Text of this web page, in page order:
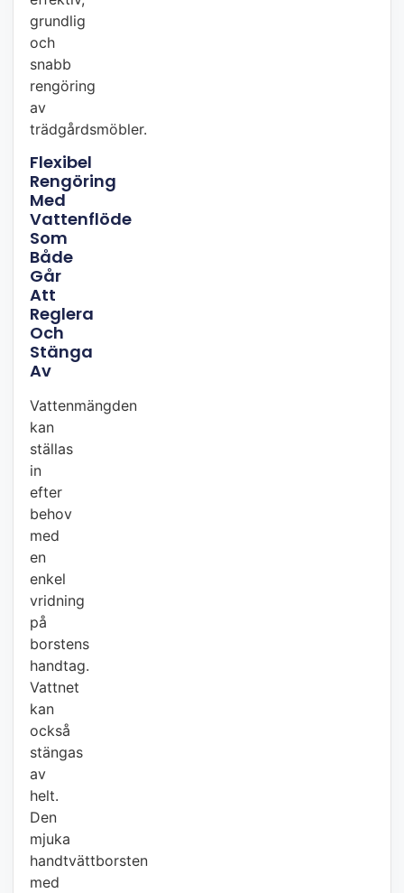
grundlig
och
snabb
rengöring
av
trädgårdsmöbler.
Flexibel
Rengöring
Med
Vattenflöde
Som
Både
Går
Att
Reglera
Och
Stänga
Av
Vattenmängden
kan
ställas
in
efter
behov
med
en
enkel
vridning
på
borstens
handtag.
Vattnet
kan
också
stängas
av
helt.
Den
mjuka
handtvättborsten
med